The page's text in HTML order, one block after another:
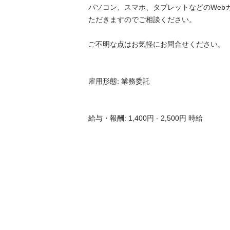
パソコン、スマホ、タブレットなどのWeb
ただきますのでご相談ください。
ご不明な点はお気軽にお問合せください。
雇用形態: 業務委託
給与・報酬: 1,400円 - 2,500円 時給